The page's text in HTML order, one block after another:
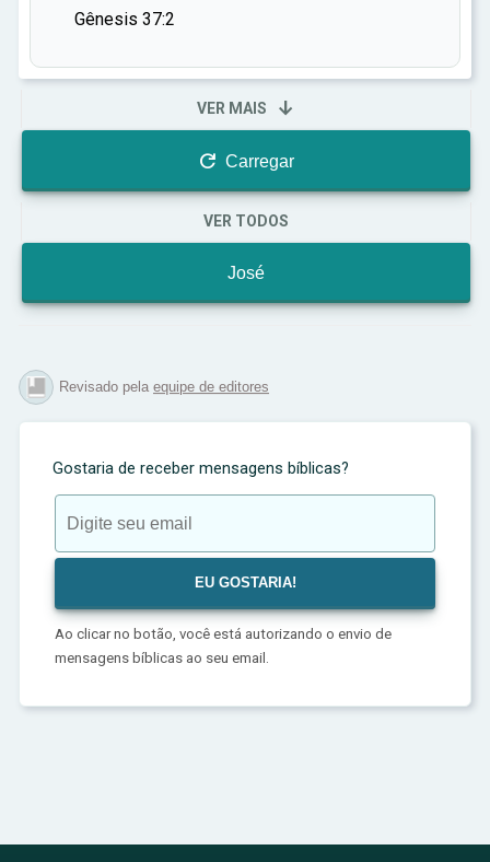
para comprar grãos.
Finalmente, José se revelou a seus irmãos,
viver no Egito. Assim, José, o sonhador, tornou-
se o salvador de sua família e de muitas
nações, cumprindo os sonhos que Deus lhe dera
Gênesis 37:2
VER MAIS 
 Carregar
VER TODOS
José
Revisado pela equipe de editores
Gostaria de receber mensagens bíblicas?
Ao clicar no botão, você está autorizando o envio de
mensagens bíblicas ao seu email.